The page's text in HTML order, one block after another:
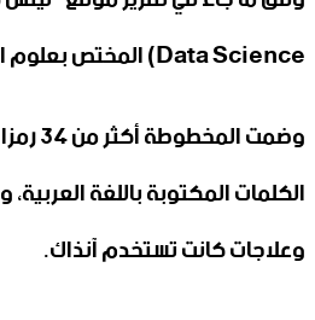
Data Science) المختص بعلوم البيانات.
وضمت
الكلمات المكتوبة باللغة
وعلاجات كانت تستخدم آنذاك.